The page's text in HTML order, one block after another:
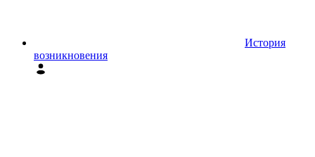
История
возникновения